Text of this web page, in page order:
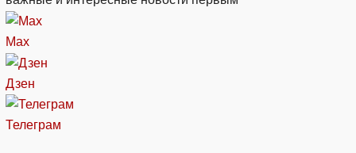
Max
Дзен
Телеграм